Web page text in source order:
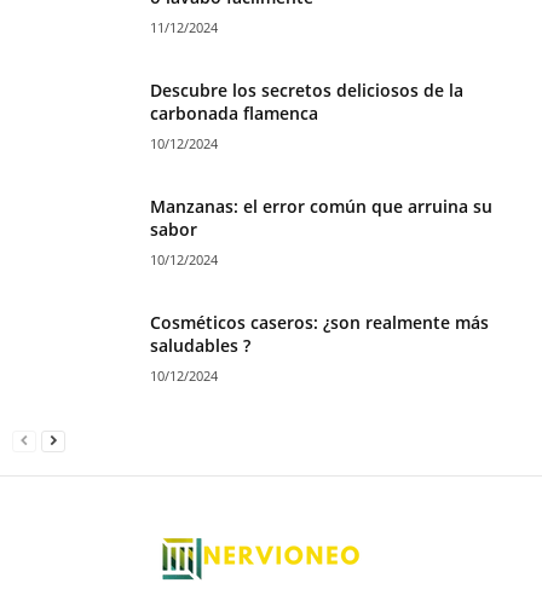
11/12/2024
Descubre los secretos deliciosos de la
carbonada flamenca
10/12/2024
Manzanas: el error común que arruina su
sabor
10/12/2024
Cosméticos caseros: ¿son realmente más
saludables ?
10/12/2024